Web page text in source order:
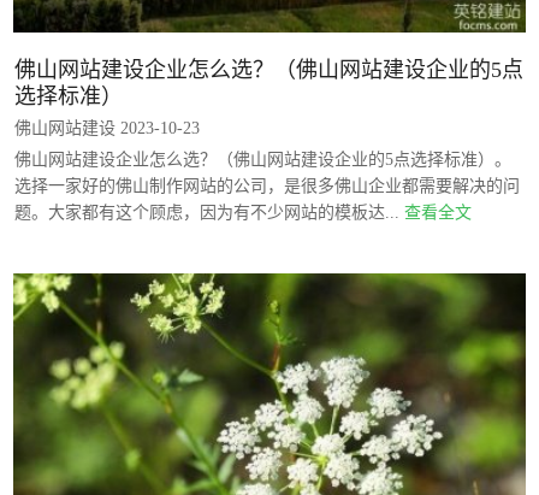
佛山网站建设企业怎么选？（佛山网站建设企业的5点
选择标准）
佛山网站建设 2023-10-23
佛山网站建设企业怎么选？（佛山网站建设企业的5点选择标准）。
选择一家好的佛山制作网站的公司，是很多佛山企业都需要解决的问
题。大家都有这个顾虑，因为有不少网站的模板达... 查看全文